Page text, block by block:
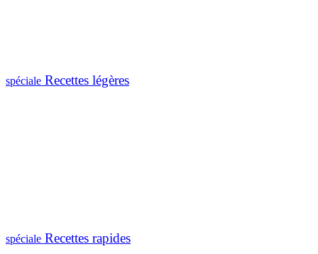
spéciale Recettes légères
spéciale Recettes rapides